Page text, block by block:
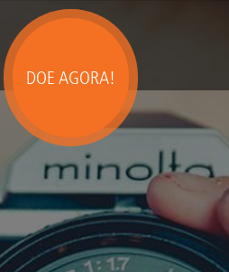
DOE AGORA!